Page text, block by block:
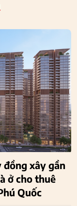
đồng xây gần
ở cho thuê
Quốc